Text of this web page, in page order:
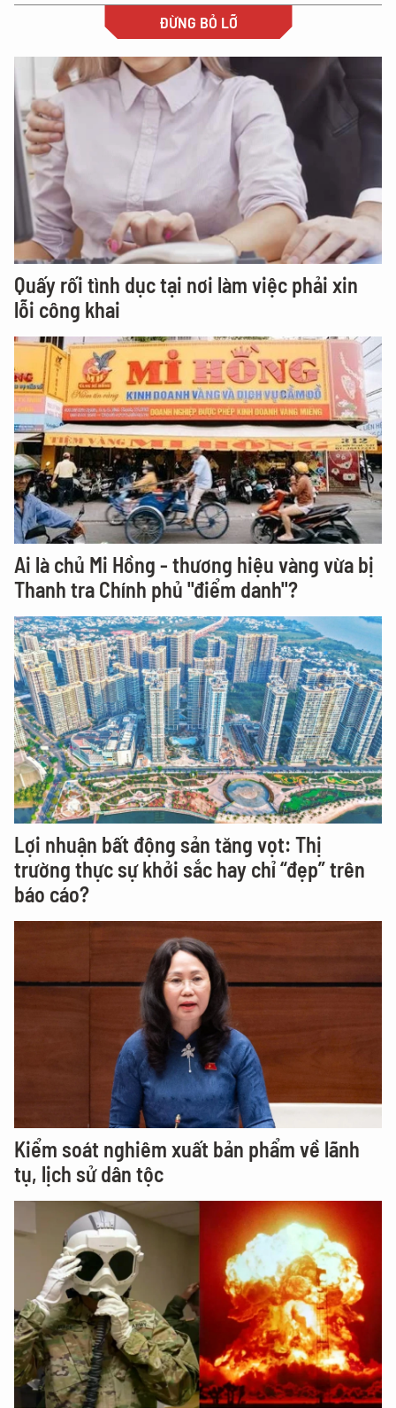
ĐỪNG BỎ LỠ
Quấy rối tình dục tại nơi làm việc phải xin
lỗi công khai
Ai là chủ Mi Hồng - thương hiệu vàng vừa bị
Thanh tra Chính phủ "điểm danh"?
Lợi nhuận bất động sản tăng vọt: Thị
trường thực sự khởi sắc hay chỉ “đẹp” trên
báo cáo?
Kiểm soát nghiêm xuất bản phẩm về lãnh
tụ, lịch sử dân tộc